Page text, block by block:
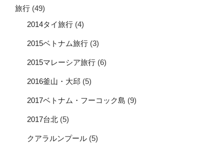
旅行 (49)
2014タイ旅行 (4)
2015ベトナム旅行 (3)
2015マレーシア旅行 (6)
2016釜山・大邱 (5)
2017ベトナム・フーコック島 (9)
2017台北 (5)
クアラルンプール (5)